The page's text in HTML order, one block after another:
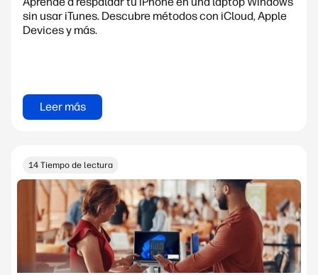
sin usar iTunes. Descubre métodos con iCloud, Apple
Devices y más.
Leer más
14 Tiempo de lectura